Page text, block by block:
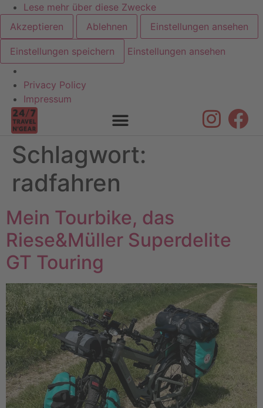
Lese mehr über diese Zwecke
Akzeptieren
Ablehnen Einstellungen ansehen
Einstellungen speichern Einstellungen ansehen
Privacy Policy
Impressum
Skip to
content
Schlagwort:
radfahren
Mein Tourbike, das
Riese&Müller Superdelite
GT Touring